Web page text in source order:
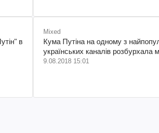
в
Mixed
Кума Путіна на одному з
українських каналів розбурхала
9.08.2018 15:01